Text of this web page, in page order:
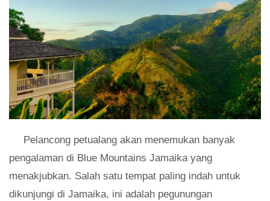
Pelancong petualang akan menemukan banyak
pengalaman di Blue Mountains Jamaika yang
menakjubkan. Salah satu tempat paling indah untuk
dikunjungi di Jamaika, ini adalah pegunungan